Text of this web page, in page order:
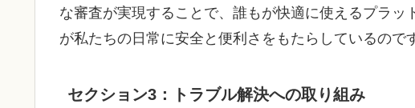
な審査が実現することで、誰もが快適に使えるプラ
が私たちの日常に安全と便利さをもたらしているので
セクション3：トラブル解決への取り組み